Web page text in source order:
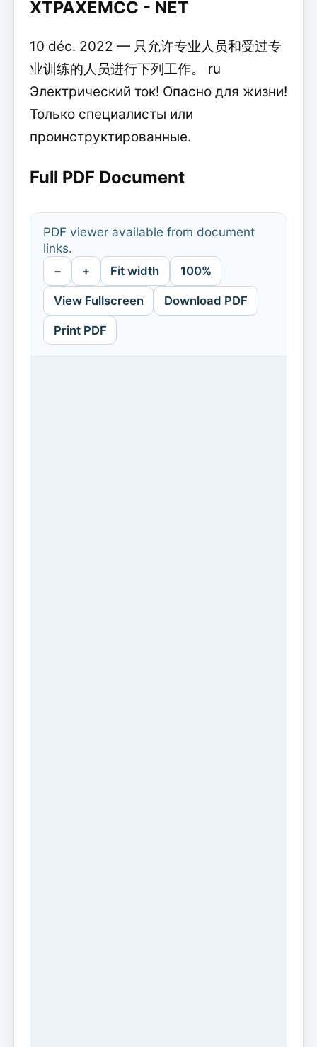
XTPAXEMCC - NET
10 déc. 2022 — 只允许专业人员和受过专
业训练的人员进行下列工作。 ru
Электрический ток! Опасно для жизни!
Только специалисты или
проинструктированные.
Full PDF Document
PDF viewer available from document
links.
− + Fit width 100%
View Fullscreen Download PDF
Print PDF